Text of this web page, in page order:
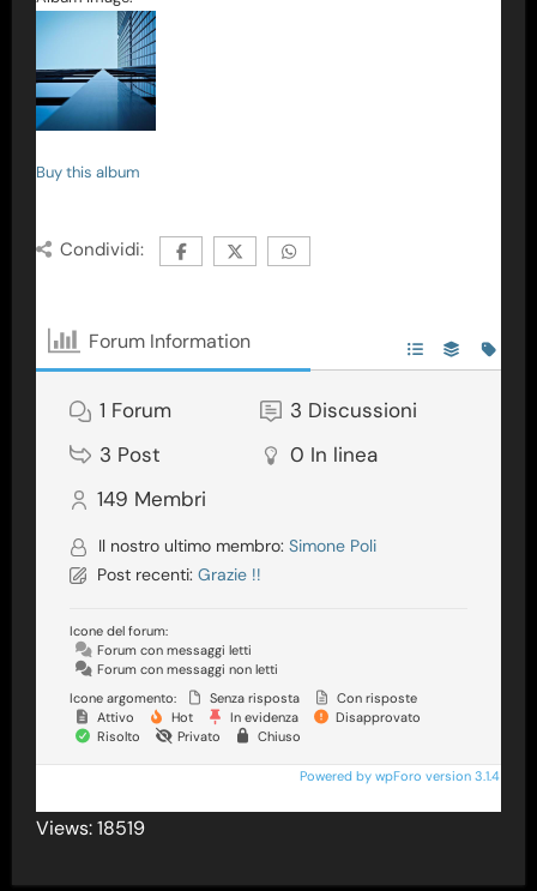
Buy this album
Condividi:
Forum Information
1 Forum 3 Discussioni
3 Post 0 In linea
149 Membri
Il nostro ultimo membro: Simone Poli
Post recenti: Grazie !!
Icone del forum:
Forum con messaggi letti
Forum con messaggi non letti
Icone argomento:
Senza risposta
Con risposte
Attivo
Hot In evidenza
Disapprovato
Risolto
Privato Chiuso
Powered by wpForo version 3.1.4
Views: 18519